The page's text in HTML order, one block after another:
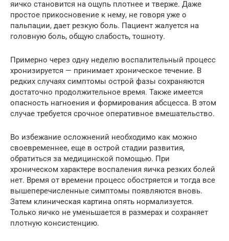
яичко становится на ощупь плотнее и тверже. Даже
простое прикосновение к нему, не говоря уже о
пальпации, дает резкую боль. Пациент жалуется на
головную боль, общую слабость, тошноту.
Примерно через одну неделю воспалительный процесс
хронизируется — принимает хроническое течение. В
редких случаях симптомы острой фазы сохраняются
достаточно продолжительное время. Также имеется
опасность нагноения и формирования абсцесса. В этом
случае требуется срочное оперативное вмешательство.
Во избежание осложнений необходимо как можно
своевременнее, еще в острой стадии развития,
обратиться за медицинской помощью. При
хроническом характере воспаления яичка резких болей
нет. Время от времени процесс обостряется и тогда все
вышеперечисленные симптомы появляются вновь.
Затем клиническая картина опять нормализуется.
Только яичко не уменьшается в размерах и сохраняет
плотную консистенцию.